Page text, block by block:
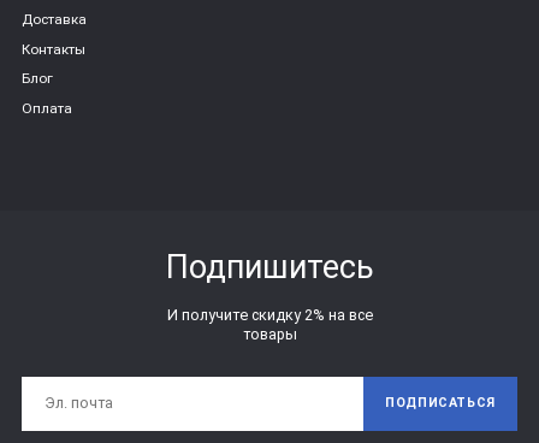
Доставка
Контакты
Блог
Оплата
Подпишитесь
И получите скидку 2% на все
товары
ПОДПИСАТЬСЯ